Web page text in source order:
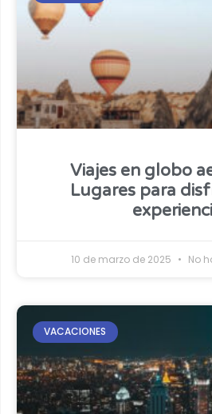
Viajes en globo
Lugares para
10 de marzo de 2025 No
VACACIONES